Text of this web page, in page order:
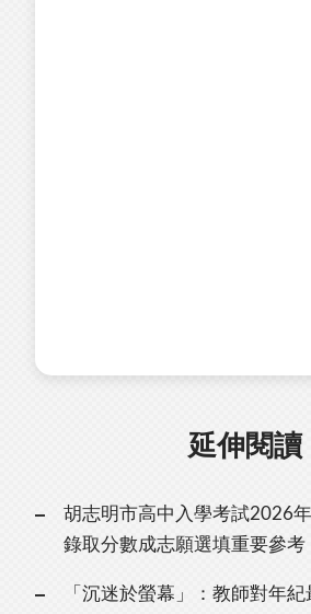
延伸閱讀
胡志明市高中入學考試2026
錄取分數成志願選填重要參考
「沉迷於螢幕」：教師對年